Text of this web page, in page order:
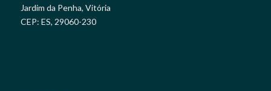
Jardim da Penha, Vitória
CEP: ES, 29060-230